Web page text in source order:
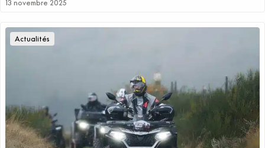
13 novembre 2025
Actualités